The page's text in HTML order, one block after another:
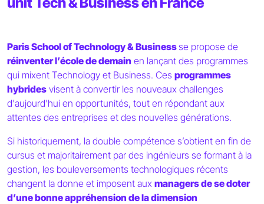
Paris School of Technology & Businessse propose de
réinventer l’école de demain en lançant des programmes
qui mixent Technology et Business. Ces programmes
hybrides visent à convertir les nouveaux challenges
d'aujourd'hui en opportunités, tout en répondant aux
attentes des entreprises et des nouvelles générations.
Si historiquement, la double compétence s’obtient en fin de
cursus et majoritairement par des ingénieurs se formant à la
gestion, les bouleversements technologiques récents
changent la donne et imposent aux managers de se doter
d’une bonne appréhension de la dimension